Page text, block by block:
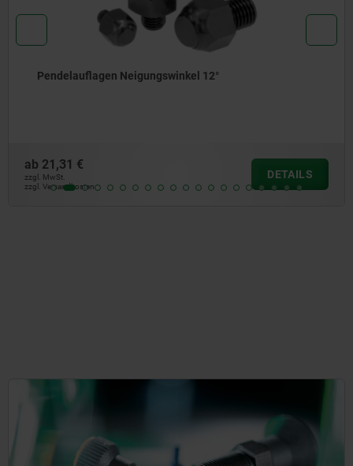
12°
27,86 €
zzgl. Versandkosten